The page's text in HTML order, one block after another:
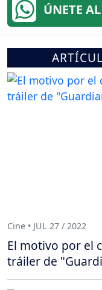
ÚNETE
Cine • JUL 27 / 2022
El motivo por el
tráiler de